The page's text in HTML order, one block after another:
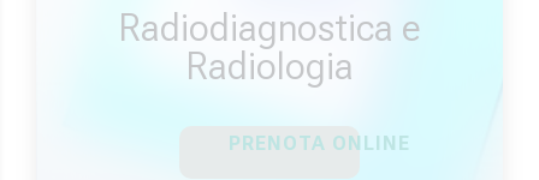
Radiodiagnostica e
Radiologia
PRENOTA ONLINE